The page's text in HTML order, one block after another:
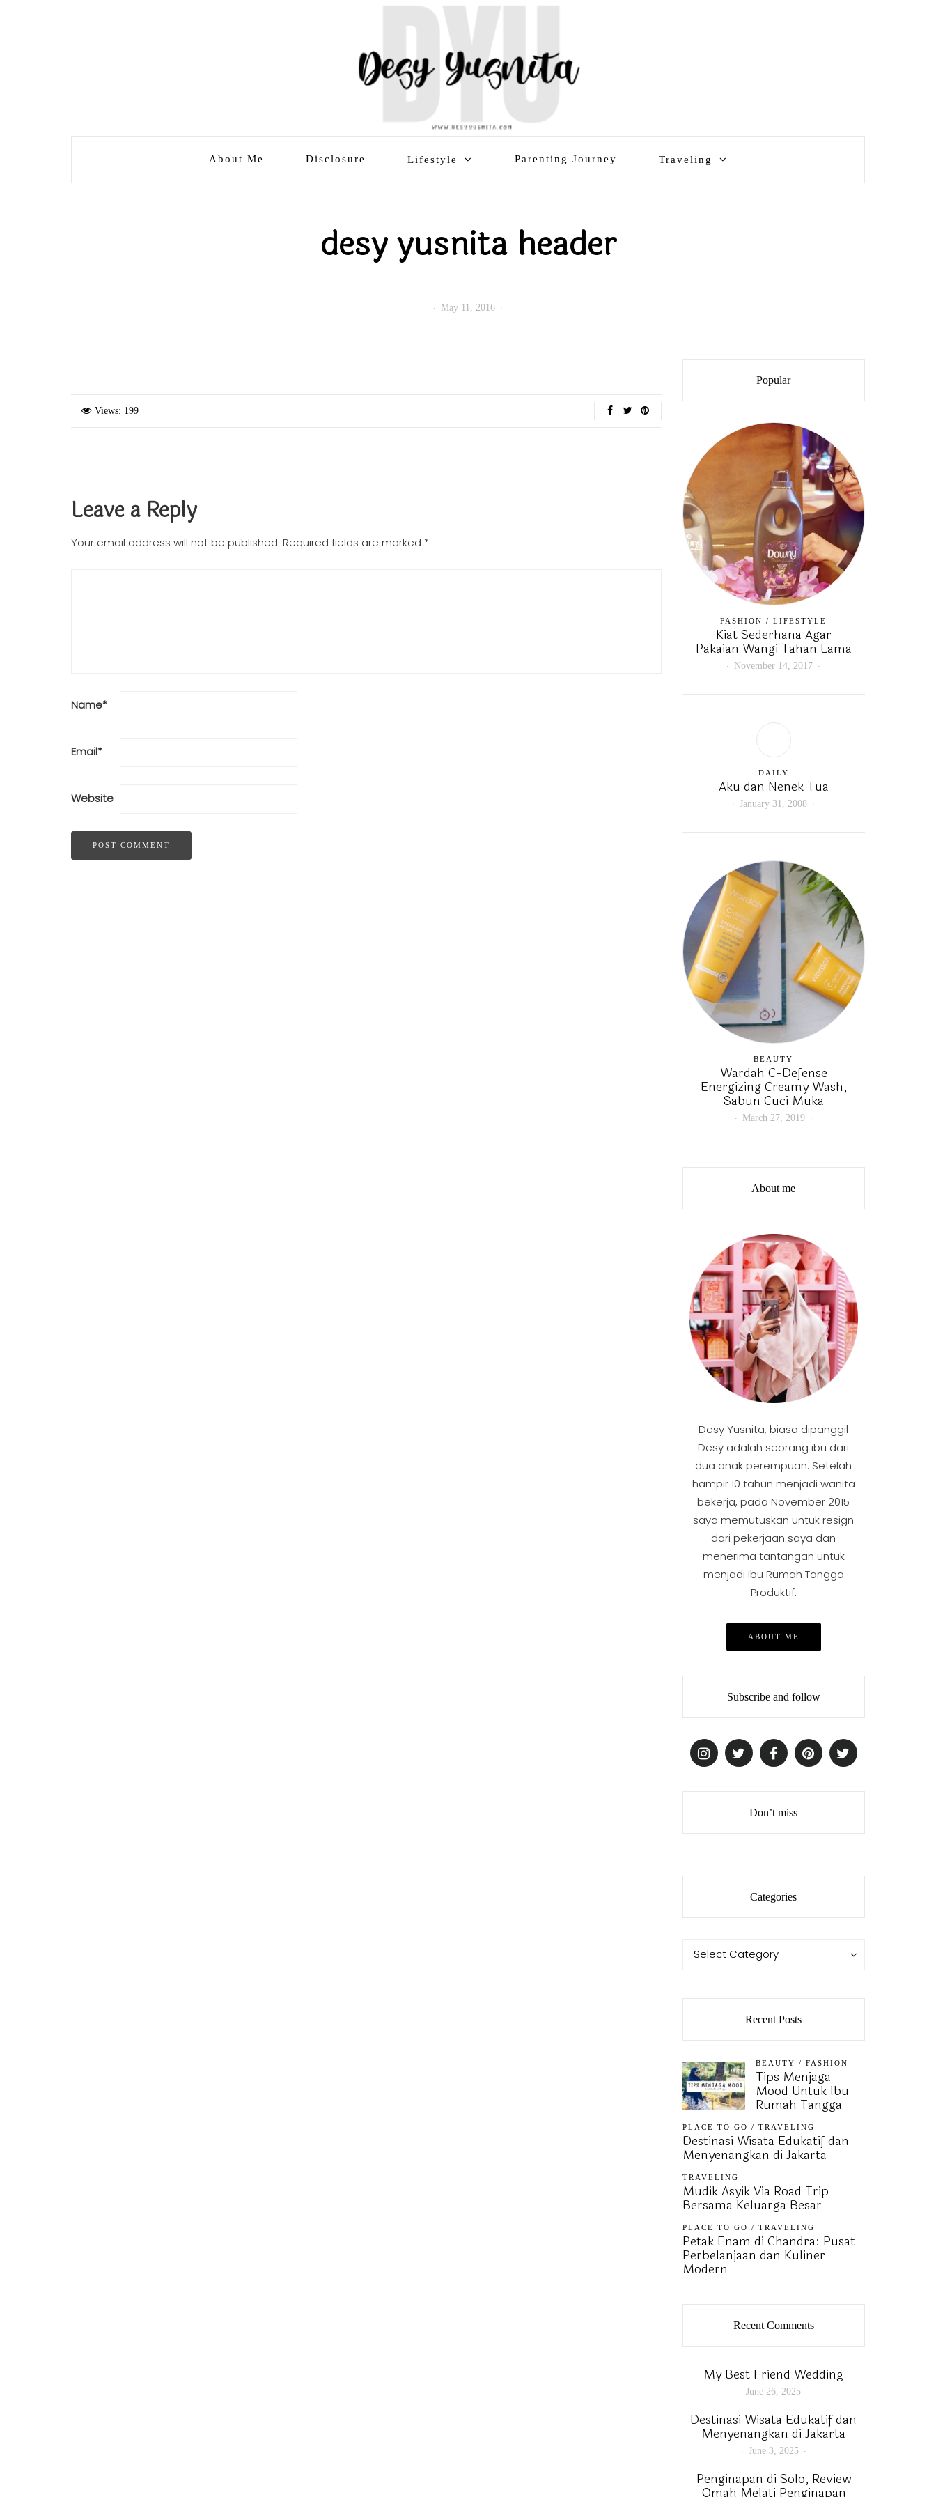
About Me Disclosure Lifestyle Parenting Journey Traveling
desy yusnita header
May 11, 2016
Views: 199
Leave a Reply
Your email address will not be published. Required fields are marked *
Name*
Email*
Website
Popular
FASHION /LIFESTYLE
Kiat Sederhana Agar
Pakaian Wangi Tahan Lama
November 14, 2017
DAILY
Aku dan Nenek Tua
January 31, 2008
BEAUTY
Wardah C-Defense
Energizing Creamy Wash,
Sabun Cuci Muka
March 27, 2019
About me
Desy Yusnita, biasa dipanggil
Desy adalah seorang ibu dari
dua anak perempuan. Setelah
hampir 10 tahun menjadi wanita
bekerja, pada November 2015
saya memutuskan untuk resign
dari pekerjaan saya dan
menerima tantangan untuk
menjadi Ibu Rumah Tangga
Produktif.
ABOUT ME
Subscribe and follow
Don’t miss
Categories
Categories
Select Category
Categories
Recent Posts
BEAUTY / FASHION
Tips Menjaga
Mood Untuk Ibu
Rumah Tangga
PLACE TO GO / TRAVELING
Destinasi Wisata Edukatif dan
Menyenangkan di Jakarta
TRAVELING
Mudik Asyik Via Road Trip
Bersama Keluarga Besar
PLACE TO GO / TRAVELING
Petak Enam di Chandra: Pusat
Perbelanjaan dan Kuliner
Modern
Recent Comments
My Best Friend Wedding
June 26, 2025
Destinasi Wisata Edukatif dan
Menyenangkan di Jakarta
June 3, 2025
Penginapan di Solo, Review
Omah Melati Penginapan